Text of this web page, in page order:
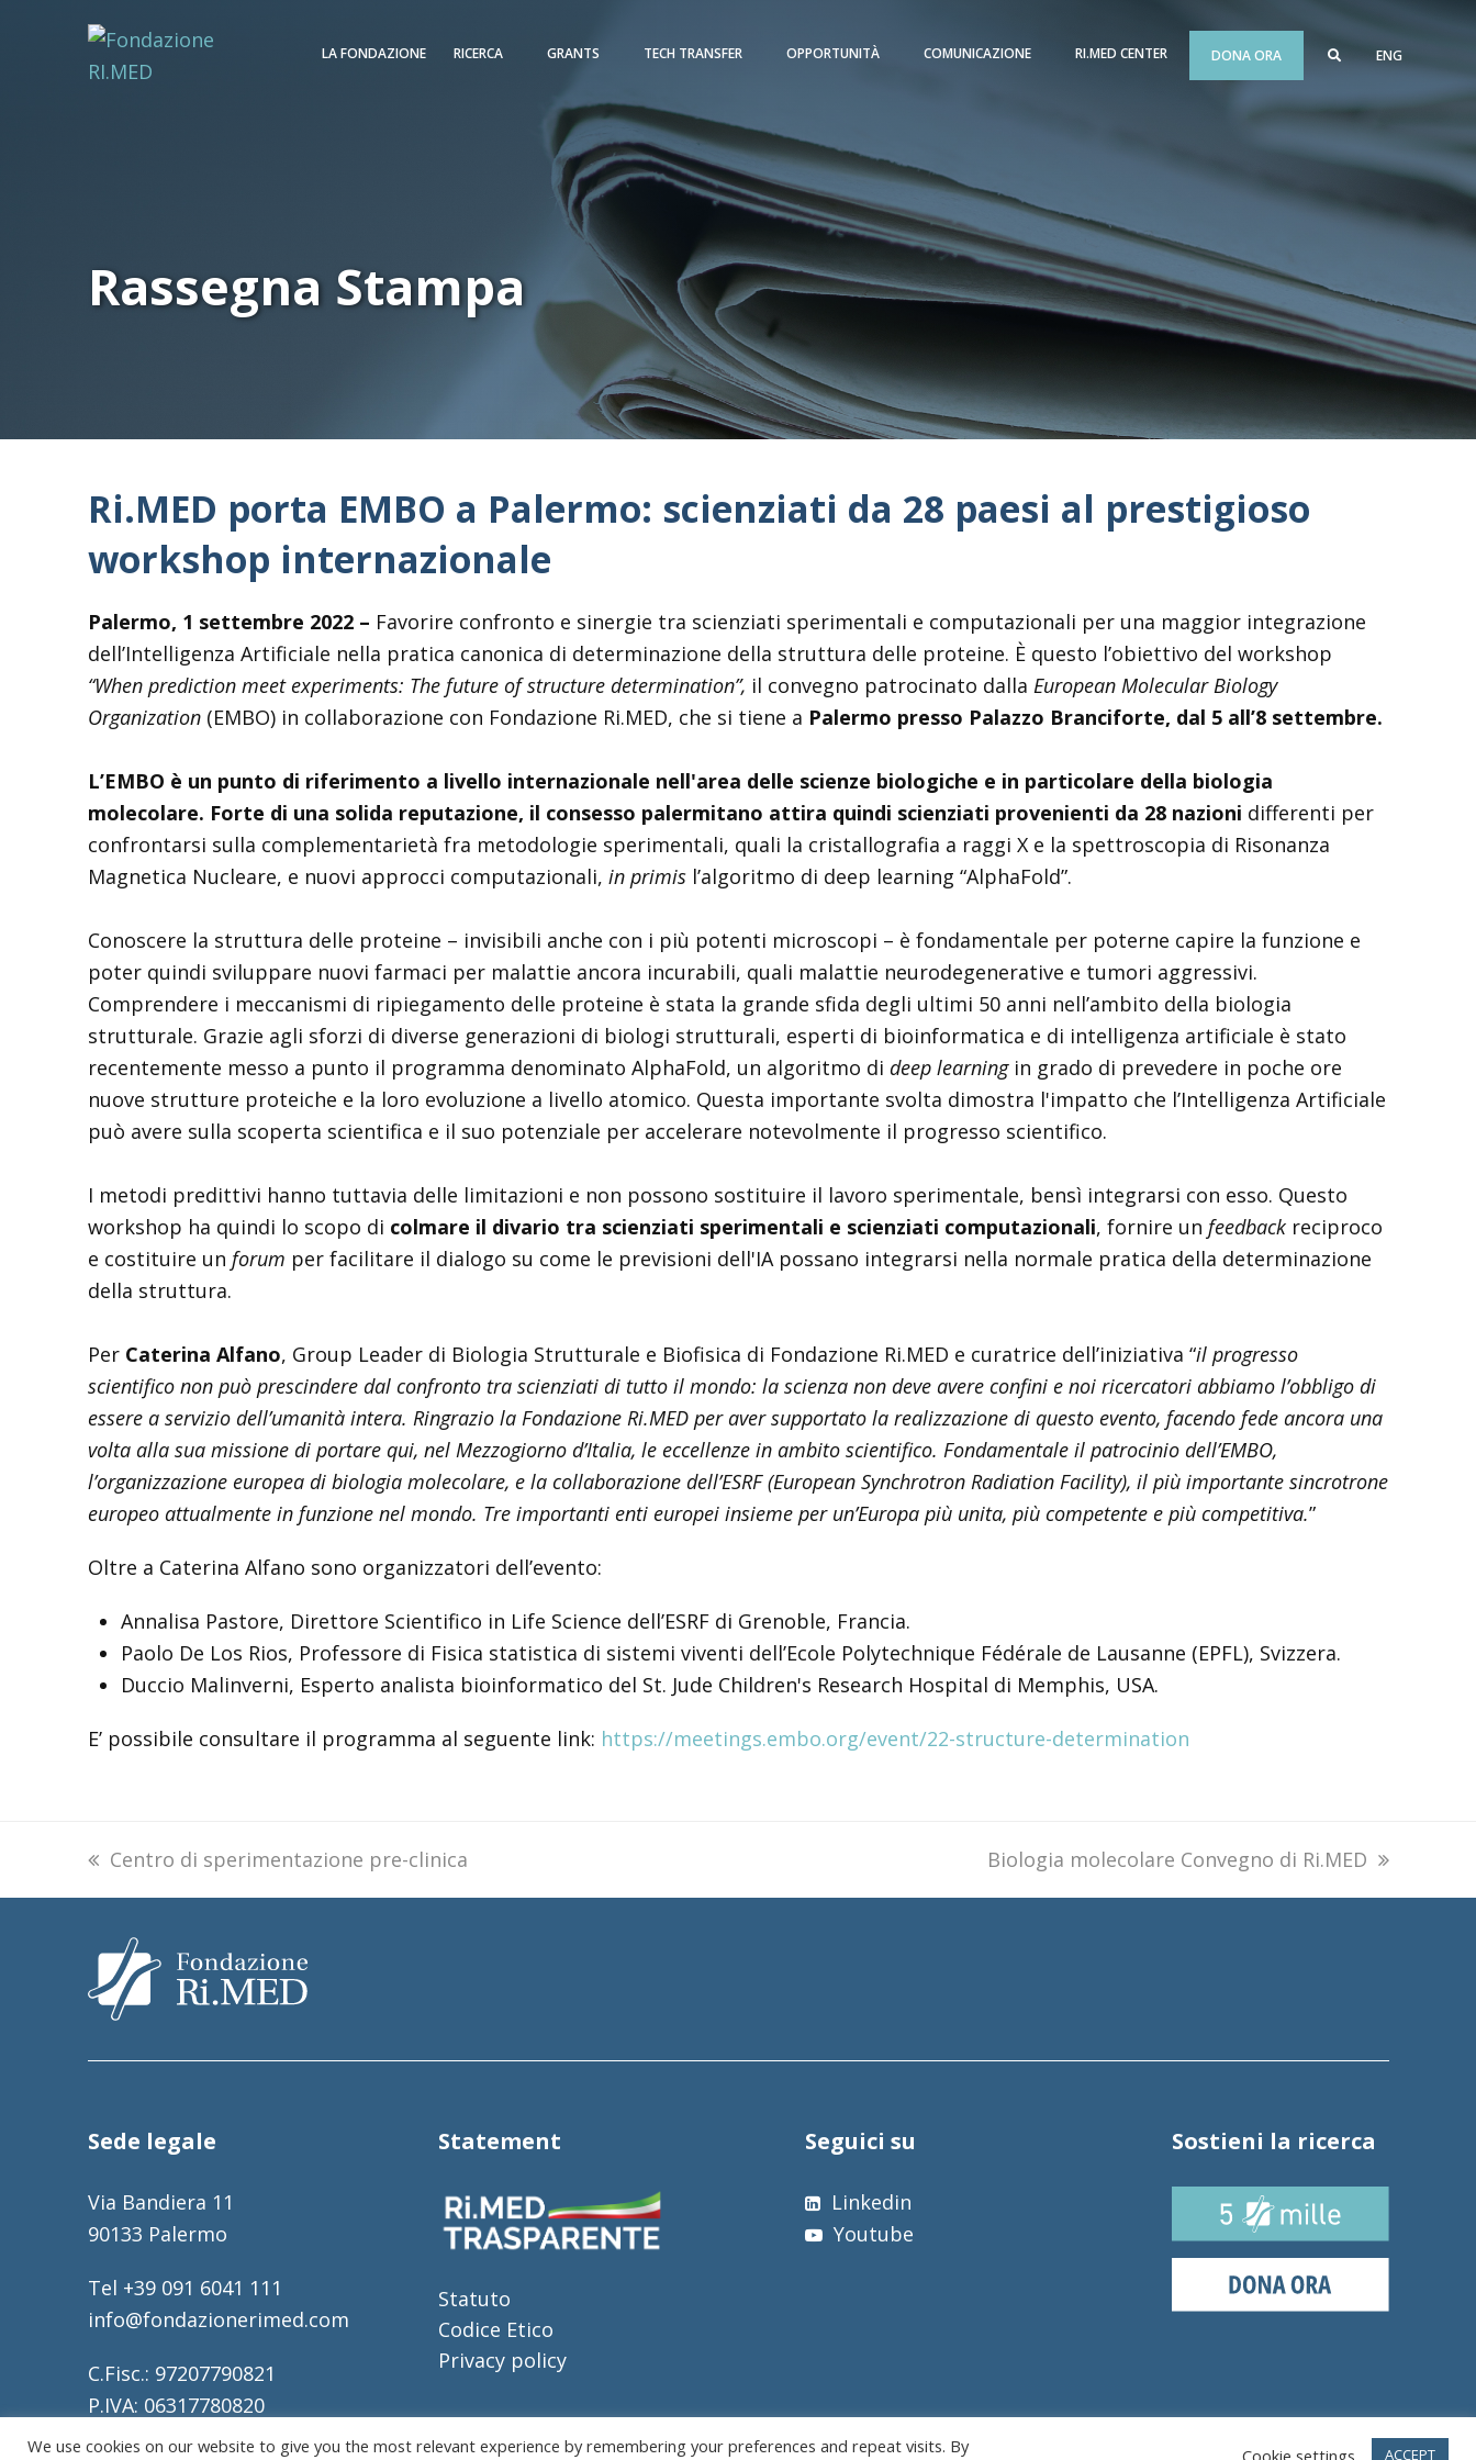
LA FONDAZIONE RICERCA GRANTS TECH TRANSFER OPPORTUNITÀ COMUNICAZIONE RI.MED CENTER DONA ORA ENG
Rassegna Stampa
Ri.MED porta EMBO a Palermo: scienziati da 28 paesi al prestigioso
workshop internazionale
Palermo, 1 settembre 2022 – Favorire confronto e sinergie tra scienziati sperimentali e computazionali per una maggior integrazione
dell’Intelligenza Artificiale nella pratica canonica di determinazione della struttura delle proteine. È questo l’obiettivo del workshop
“When prediction meet experiments: The future of structure determination”, il convegno patrocinato dalla European Molecular Biology
Organization(EMBO) in collaborazione con Fondazione Ri.MED, che si tiene a Palermo presso Palazzo Branciforte, dal 5 all’8 settembre.
L’EMBO è un punto di riferimento a livello internazionale nell'area delle scienze biologiche e in particolare della biologia
molecolare. Forte di una solida reputazione, il consesso palermitano attira quindi scienziati provenienti da 28 nazioni differenti per
confrontarsi sulla complementarietà fra metodologie sperimentali, quali la cristallografia a raggi X e la spettroscopia di Risonanza
Magnetica Nucleare, e nuovi approcci computazionali, in primisl’algoritmo di deep learning “AlphaFold”.
Conoscere la struttura delle proteine – invisibili anche con i più potenti microscopi – è fondamentale per poterne capire la funzione e
poter quindi sviluppare nuovi farmaci per malattie ancora incurabili, quali malattie neurodegenerative e tumori aggressivi.
Comprendere i meccanismi di ripiegamento delle proteine è stata la grande sfida degli ultimi 50 anni nell’ambito della biologia
strutturale. Grazie agli sforzi di diverse generazioni di biologi strutturali, esperti di bioinformatica e di intelligenza artificiale è stato
recentemente messo a punto il programma denominato AlphaFold, un algoritmo di deep learningin grado di prevedere in poche ore
nuove strutture proteiche e la loro evoluzione a livello atomico. Questa importante svolta dimostra l'impatto che l’Intelligenza Artificiale
può avere sulla scoperta scientifica e il suo potenziale per accelerare notevolmente il progresso scientifico.
I metodi predittivi hanno tuttavia delle limitazioni e non possono sostituire il lavoro sperimentale, bensì integrarsi con esso. Questo
workshop ha quindi lo scopo di colmare il divario tra scienziati sperimentali e scienziati computazionali, fornire un feedbackreciproco
e costituire un forum per facilitare il dialogo su come le previsioni dell'IA possano integrarsi nella normale pratica della determinazione
della struttura.
Per Caterina Alfano, Group Leader di Biologia Strutturale e Biofisica di Fondazione Ri.MED e curatrice dell’iniziativa “il progresso
scientifico non può prescindere dal confronto tra scienziati di tutto il mondo: la scienza non deve avere confini e noi ricercatori abbiamo l’obbligo di
essere a servizio dell’umanità intera. Ringrazio la Fondazione Ri.MED per aver supportato la realizzazione di questo evento, facendo fede ancora una
volta alla sua missione di portare qui, nel Mezzogiorno d’Italia, le eccellenze in ambito scientifico. Fondamentale il patrocinio dell’EMBO,
l’organizzazione europea di biologia molecolare, e la collaborazione dell’ESRF (European Synchrotron Radiation Facility), il più importante sincrotrone
europeo attualmente in funzione nel mondo. Tre importanti enti europei insieme per un’Europa più unita, più competente e più competitiva.”
Oltre a Caterina Alfano sono organizzatori dell’evento:
Annalisa Pastore, Direttore Scientifico in Life Science dell’ESRF di Grenoble, Francia.
Paolo De Los Rios, Professore di Fisica statistica di sistemi viventi dell’Ecole Polytechnique Fédérale de Lausanne (EPFL), Svizzera.
Duccio Malinverni, Esperto analista bioinformatico del St. Jude Children's Research Hospital di Memphis, USA.
E’ possibile consultare il programma al seguente link: https://meetings.embo.org/event/22-structure-determination
previous
post:
Centro di sperimentazione pre-clinica
next
post:
Biologia molecolare Convegno di Ri.MED
Sede legale
Via Bandiera 11
90133 Palermo
Tel +39 091 6041 111
info@fondazionerimed.com
C.Fisc.: 97207790821
P.IVA: 06317780820
REA: 317196
Statement
Statuto
Codice Etico
Privacy policy
Seguici su
Linkedin
Youtube
Sostieni la ricerca
We use cookies on our website to give you the most relevant experience by remembering your preferences and repeat visits. By
Cookie settings ACCEPT